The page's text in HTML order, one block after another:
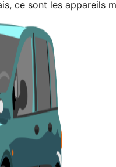
ce sont les appareils